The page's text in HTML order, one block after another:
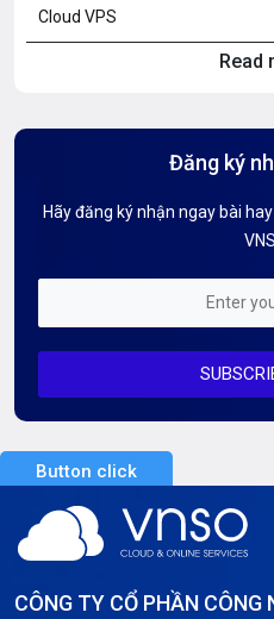
Cloud VPS
Hướng dẫn Tên miền
Kiến thức AI
Mỗi tuần 01 Server
Server Dedicated (Máy chủ
Server GPU
Server Windows
Read
Đăng ký
Hãy đăng ký nhận ngay bài
Button click
CÔNG TY CỔ PHẦN CÔNG